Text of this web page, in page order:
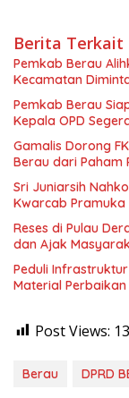
Berita Terkait
Pemkab Berau
Kecamatan
Pemkab Berau
Kepala OPD
Gamalis Dorong
Berau dari Paham
Sri Juniarsih
Kwarcab Pramuka
Reses di Pulau
dan Ajak
Peduli
Material
Post Views:
Berau DPRD